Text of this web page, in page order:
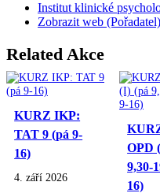
Institut klinické
Zobrazit web (Pořadatel)
Related Akce
KURZ IKP:
TAT 9 (pá 9-
16)
4. září 2026
OPD
9,30-
16)